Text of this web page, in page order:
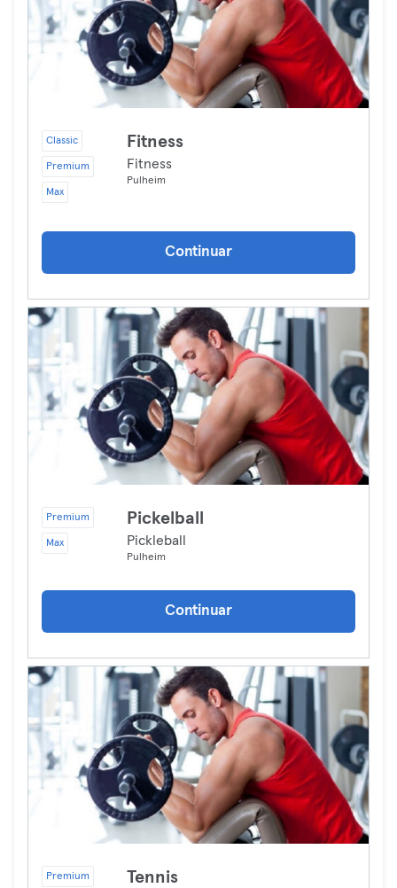
Classic
Premium
Max
Fitness
Fitness
Pulheim
Continuar
Premium
Max
Pickelball
Pickleball
Pulheim
Continuar
Premium Tennis